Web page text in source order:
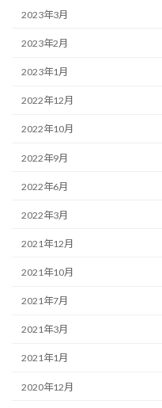
2023年3月
2023年2月
2023年1月
2022年12月
2022年10月
2022年9月
2022年6月
2022年3月
2021年12月
2021年10月
2021年7月
2021年3月
2021年1月
2020年12月